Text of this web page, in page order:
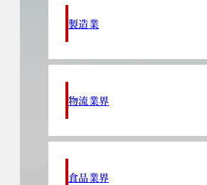
製造業
物流業界
食品業界